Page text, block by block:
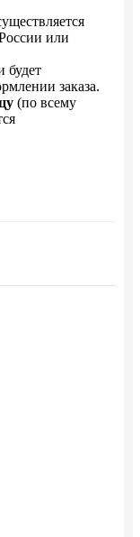
или
будет
заказа.
(по всему